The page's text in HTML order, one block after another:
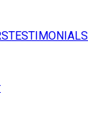
TESTIMONIALS